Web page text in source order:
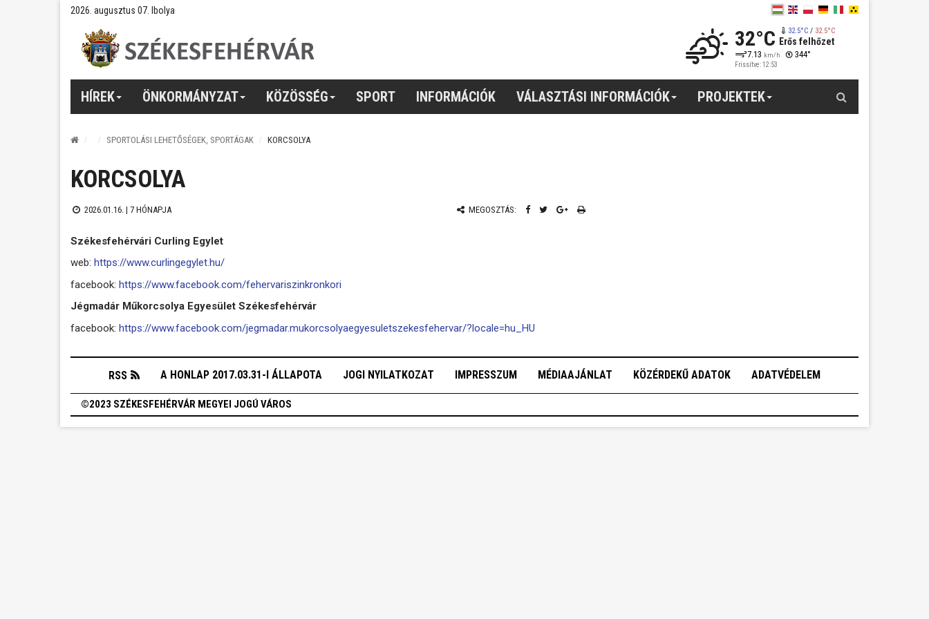
2026. augusztus 07. Ibolya
32°C 32.5°C/ 32.5°C
Erős felhőzet
7.13 km/h 344°
Frissítve: 12:53
HÍREK ÖNKORMÁNYZAT KÖZÖSSÉG SPORT INFORMÁCIÓK VÁLASZTÁSI INFORMÁCIÓK PROJEKTEK
SPORTOLÁSI LEHETŐSÉGEK, SPORTÁGAK KORCSOLYA
KORCSOLYA
2026.01.16. | 7 HÓNAPJA MEGOSZTÁS:
Székesfehérvári Curling Egylet
web: https://www.curlingegylet.hu/
facebook: https://www.facebook.com/fehervariszinkronkori
Jégmadár Műkorcsolya Egyesület Székesfehérvár
facebook: https://www.facebook.com/jegmadar.mukorcsolyaegyesuletszekesfehervar/?locale=hu_HU
RSS A HONLAP 2017.03.31-I ÁLLAPOTA JOGI NYILATKOZAT IMPRESSZUM MÉDIAAJÁNLAT KÖZÉRDEKŰ ADATOK ADATVÉDELEM
©2023 SZÉKESFEHÉRVÁR MEGYEI JOGÚ VÁROS